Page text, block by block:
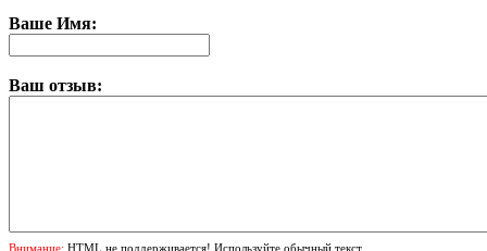
Ваше Имя:
Ваш отзыв:
Внимание: HTML не поддерживается! Используйте обычный текст.